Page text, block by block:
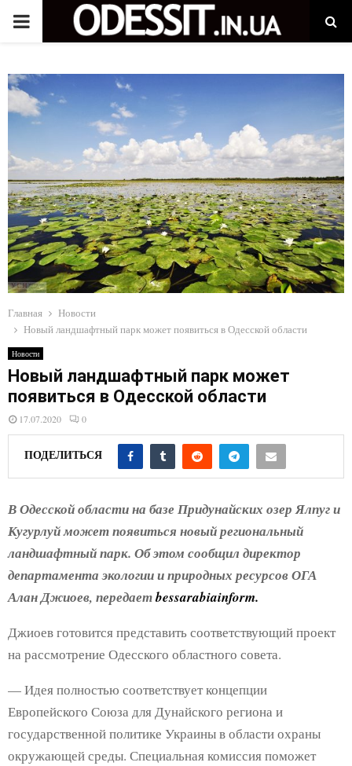
P
I
M
A
R
Y
M
E
N
U
Главная
Новости
Новый ландшафтный парк может появиться в Одесской области
Новости
Новый ландшафтный парк может
появиться в Одесской области
17.07.2020 0
ПОДЕЛИТЬСЯ
В Одесской области на базе Придунайских озер Ялпуг и
Кугурлуй может появиться новый региональный
ландшафтный парк. Об этом сообщил директор
департамента экологии и природных ресурсов ОГА
Алан Джиоев, передаетbessarabiainform.
Джиоев готовится представить соответствующий проект
на рассмотрение Одесского областного совета.
— Идея полностью соответствует концепции
Европейского Союза для Дунайского региона и
государственной политике Украины в области охраны
окружающей среды. Специальная комиссия поможет